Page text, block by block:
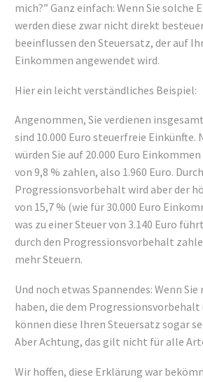
mich?” Ganz einfach: Wenn Sie solche
werden diese zwar nicht direkt
beeinflussen den Steuersatz, der auf
Einkommen angewendet wird.
Hier ein leicht verständliches Beispiel:
Angenommen, Sie verdienen
sind 10.000 Euro steuerfreie Einkünfte.
würden Sie auf 20.000 Euro
von 9,8 % zahlen, also 1.960 Euro.
Progressionsvorbehalt wird aber der
von 15,7 % (wie für 30.000 Euro
was zu einer Steuer von 3.140 Euro
durch den Progressionsvorbehalt
mehr Steuern.
Und noch etwas Spannendes: Wenn
haben, die dem
können diese Ihren Steuersatz sogar
Aber Achtung, das gilt nicht für alle
Wir hoffen, diese Erklärung war